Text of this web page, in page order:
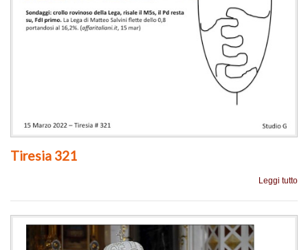
Tiresia 321
Leggi tutto